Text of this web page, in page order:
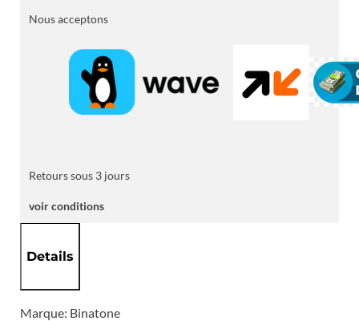
SUR
Nous acceptons
Retours sous 3 jours
voir conditions
Details
Marque: Binatone